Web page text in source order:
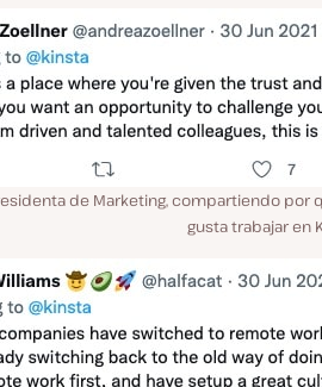
de Marketing, compartiendo por
gusta trabajar en